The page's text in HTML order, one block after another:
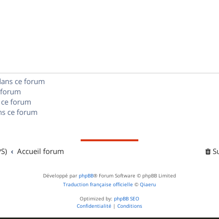
e
ce forum
forum
ce forum
Accueil forum
Développé par phpBB® Forum Software © phpBB Limited
Traduction française officielle © Qiaeru
Optimized by: phpBB SEO
Confidentialité | Conditions